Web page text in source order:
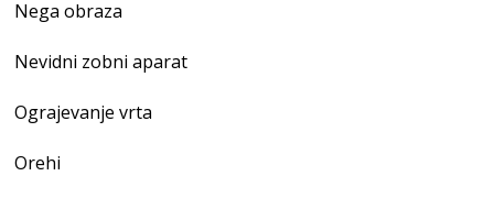
Nega obraza
Nevidni zobni aparat
Ograjevanje vrta
Orehi